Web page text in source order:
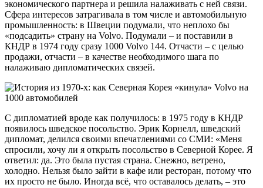
экономического партнера и решила налаживать с ней связи.
Сфера интересов затрагивала в том числе и автомобильную
промышленность: в Швеции подумали, что неплохо бы
«подсадить» страну на Volvo. Подумали – и поставили в
КНДР в 1974 году сразу 1000 Volvo 144. Отчасти – с целью
продажи, отчасти – в качестве необходимого шага по
налаживаю дипломатических связей.
С дипломатией вроде как получилось: в 1975 году в КНДР
появилось шведское посольство. Эрик Корнелл, шведский
дипломат, делился своими впечатлениями со СМИ: «Меня
спросили, хочу ли я открыть посольство в Северной Корее. Я
ответил: да. Это была пустая страна. Снежно, ветрено,
холодно. Нельзя было зайти в кафе или ресторан, потому что
их просто не было. Иногда всё, что оставалось делать, – это